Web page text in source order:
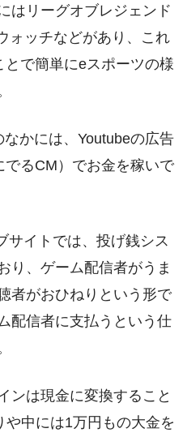
はリーグオブレジェンド
ォッチなどがあり、これ
とで簡単にeスポーツの様
かには、Youtubeの広告
るCM）でお金を稼いで
サイトでは、投げ銭シス
り、ゲーム配信者がうま
者がおひねりという形で
配信者に支払うという仕
ンは現金に変換すること
中には1万円もの大金を